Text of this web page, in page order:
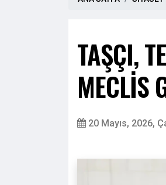
TAŞÇI,
MECLİS
20 Mayıs, 2026,